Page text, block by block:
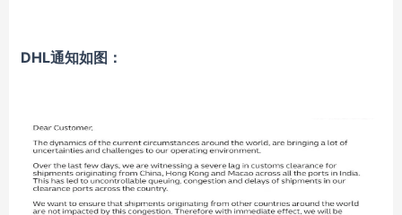
DHL通知如图：